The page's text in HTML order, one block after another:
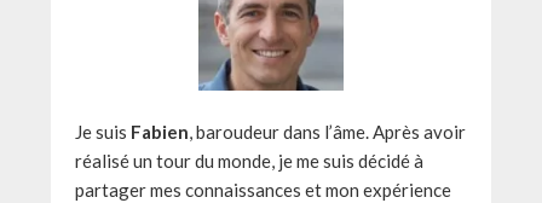
Je suis Fabien, baroudeur dans l’âme. Après avoir
réalisé un tour du monde, je me suis décidé à
partager mes connaissances et mon expérience